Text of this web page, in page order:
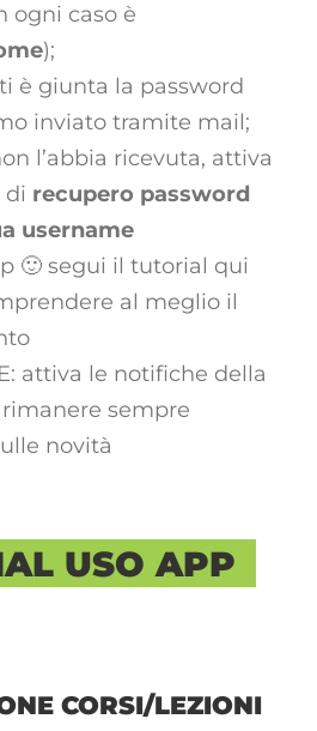
ogni caso è
);
è giunta la password
inviato tramite mail;
l’abbia ricevuta, attiva
di recupero password
username
🙂 segui il tutorial qui
al meglio il
attiva le notifiche della
rimanere sempre
novità
USO APP
CORSI/LEZIONI